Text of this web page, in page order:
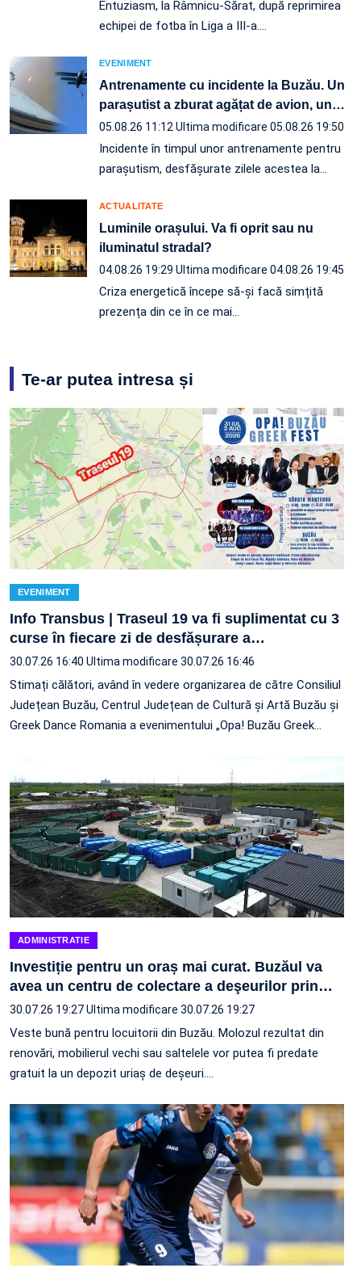
Entuziasm, la Râmnicu-Sărat, după reprimirea
echipei de fotba în Liga a III-a.…
EVENIMENT
Antrenamente cu incidente la Buzău. Un
parașutist a zburat agățat de avion, un…
05.08.26 11:12 Ultima modificare 05.08.26 19:50
Incidente în timpul unor antrenamente pentru
parașutism, desfășurate zilele acestea la…
ACTUALITATE
Luminile orașului. Va fi oprit sau nu
iluminatul stradal?
04.08.26 19:29 Ultima modificare 04.08.26 19:45
Criza energetică începe să-și facă simțită
prezența din ce în ce mai…
Te-ar putea intresa și
EVENIMENT
Info Transbus | Traseul 19 va fi suplimentat cu 3
curse în fiecare zi de desfășurare a…
30.07.26 16:40 Ultima modificare 30.07.26 16:46
Stimați călători, având în vedere organizarea de către Consiliul
Județean Buzău, Centrul Județean de Cultură și Artă Buzău și
Greek Dance Romania a evenimentului „Opa! Buzău Greek…
ADMINISTRATIE
Investiție pentru un oraș mai curat. Buzăul va
avea un centru de colectare a deşeurilor prin…
30.07.26 19:27Ultima modificare 30.07.26 19:27
Veste bună pentru locuitorii din Buzău. Molozul rezultat din
renovări, mobilierul vechi sau saltelele vor putea fi predate
gratuit la un depozit uriaș de deșeuri.…